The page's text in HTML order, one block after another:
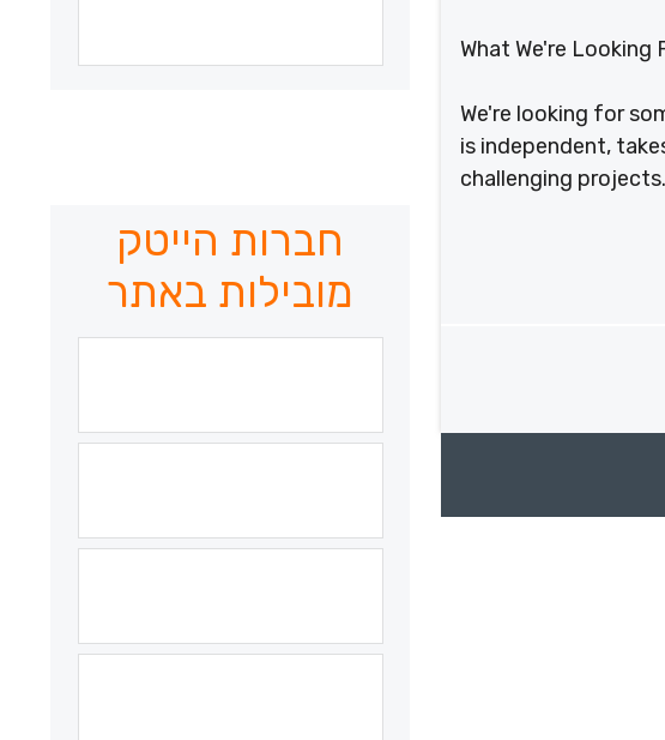
What We're Looking
We're looking for
is independent,
challenging projects.
חברות הייטק
מובילות באתר